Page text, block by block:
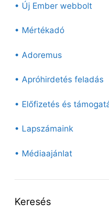
• Új Ember webbolt
• Mértékadó
• Adoremus
• Apróhirdetés feladás
• Előfizetés és
• Lapszámaink
• Médiaajánlat
Keresés